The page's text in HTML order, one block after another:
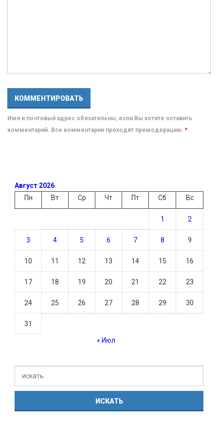
Имя и почтовый адрес обязательны, если Вы хотите оставить
комментарий. Все комментарии проходят премодерацию. *
Август 2026
Пн
Вт Ср Чт Пт Сб Вс
1 2
3 4 5 6 7 8 9
10 11 12 13 14 15 16
17 18 19 20 21 22 23
24 25 26 27 28 29 30
31
« Июл